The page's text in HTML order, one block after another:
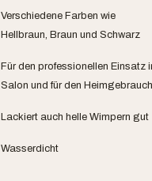
Verschiedene Farben wie
Hellbraun, Braun und Schwarz
Für den professionellen Einsatz
Salon und für den Heimgebrauch
Lackiert auch helle Wimpern gut
Wasserdicht